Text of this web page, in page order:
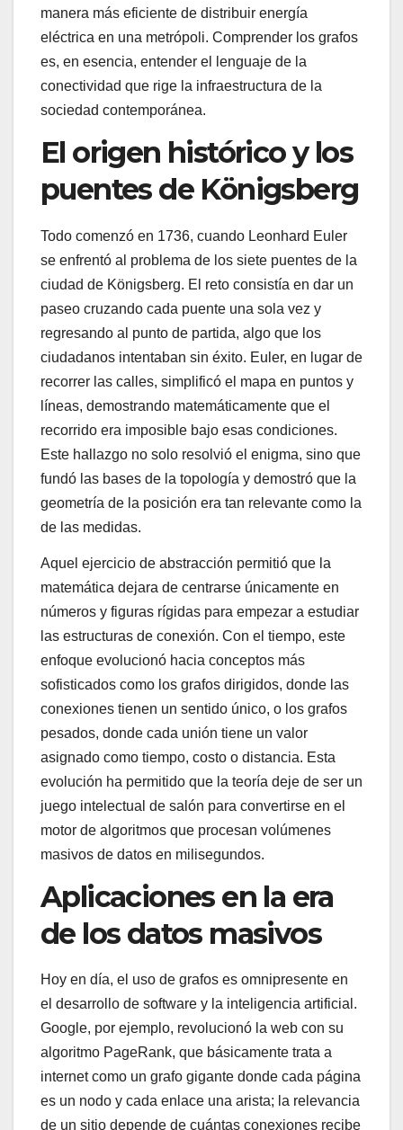
manera más eficiente de distribuir energía
eléctrica en una metrópoli. Comprender los grafos
es, en esencia, entender el lenguaje de la
conectividad que rige la infraestructura de la
sociedad contemporánea.
El origen histórico y los
puentes de Königsberg
Todo comenzó en 1736, cuando Leonhard Euler
se enfrentó al problema de los siete puentes de la
ciudad de Königsberg. El reto consistía en dar un
paseo cruzando cada puente una sola vez y
regresando al punto de partida, algo que los
ciudadanos intentaban sin éxito. Euler, en lugar de
recorrer las calles, simplificó el mapa en puntos y
líneas, demostrando matemáticamente que el
recorrido era imposible bajo esas condiciones.
Este hallazgo no solo resolvió el enigma, sino que
fundó las bases de la topología y demostró que la
geometría de la posición era tan relevante como la
de las medidas.
Aquel ejercicio de abstracción permitió que la
matemática dejara de centrarse únicamente en
números y figuras rígidas para empezar a estudiar
las estructuras de conexión. Con el tiempo, este
enfoque evolucionó hacia conceptos más
sofisticados como los grafos dirigidos, donde las
conexiones tienen un sentido único, o los grafos
pesados, donde cada unión tiene un valor
asignado como tiempo, costo o distancia. Esta
evolución ha permitido que la teoría deje de ser un
juego intelectual de salón para convertirse en el
motor de algoritmos que procesan volúmenes
masivos de datos en milisegundos.
Aplicaciones en la era
de los datos masivos
Hoy en día, el uso de grafos es omnipresente en
el desarrollo de software y la inteligencia artificial.
Google, por ejemplo, revolucionó la web con su
algoritmo PageRank, que básicamente trata a
internet como un grafo gigante donde cada página
es un nodo y cada enlace una arista; la relevancia
de un sitio depende de cuántas conexiones recibe